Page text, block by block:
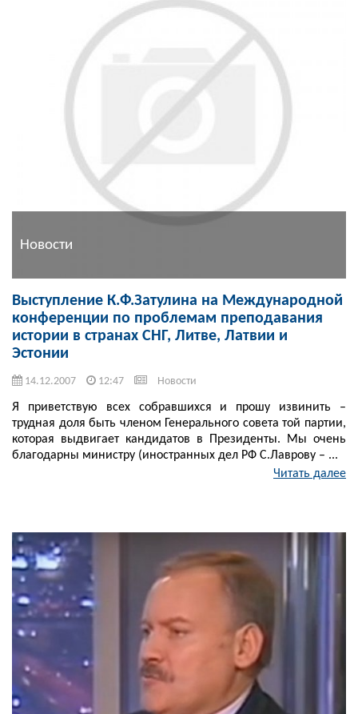
Новости
Выступление К.Ф.Затулина на Международной
конференции по проблемам преподавания
истории в странах СНГ, Литве, Латвии и
Эстонии
14.12.2007 12:47 Новости
Я приветствую всех собравшихся и прошу извинить –
трудная доля быть членом Генерального совета той партии,
которая выдвигает кандидатов в Президенты. Мы очень
благодарны министру (иностранных дел РФ С.Лаврову – ...
Читать далее